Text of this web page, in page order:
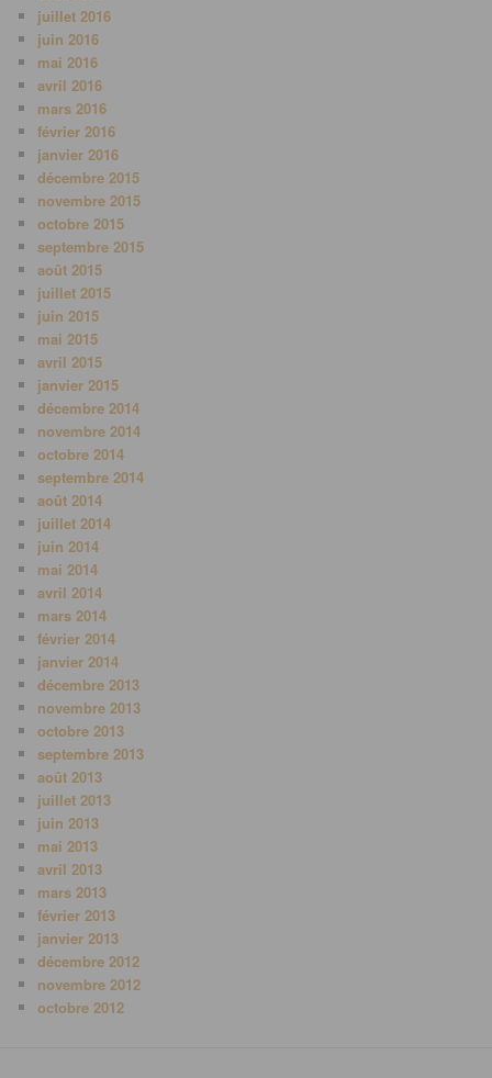
juillet 2016
juin 2016
mai 2016
avril 2016
mars 2016
février 2016
janvier 2016
décembre 2015
novembre 2015
octobre 2015
septembre 2015
août 2015
juillet 2015
juin 2015
mai 2015
avril 2015
janvier 2015
décembre 2014
novembre 2014
octobre 2014
septembre 2014
août 2014
juillet 2014
juin 2014
mai 2014
avril 2014
mars 2014
février 2014
janvier 2014
décembre 2013
novembre 2013
octobre 2013
septembre 2013
août 2013
juillet 2013
juin 2013
mai 2013
avril 2013
mars 2013
février 2013
janvier 2013
décembre 2012
novembre 2012
octobre 2012